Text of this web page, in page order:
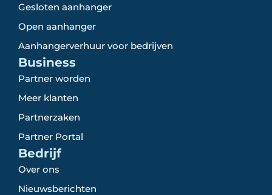
Gesloten aanhanger
Open aanhanger
Aanhangerverhuur voor bedrijven
Business
Partner worden
Meer klanten
Partnerzaken
Partner Portal
Bedrijf
Over ons
Nieuwsberichten